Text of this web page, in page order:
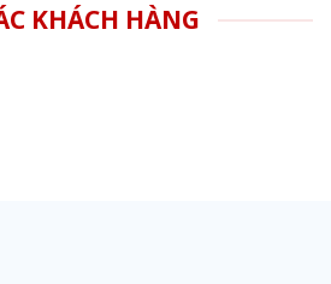
KHÁCH HÀNG